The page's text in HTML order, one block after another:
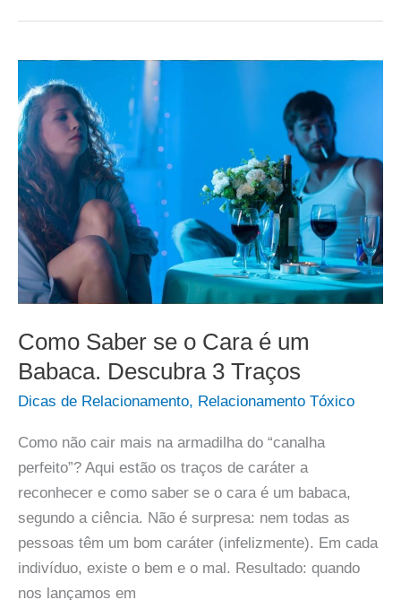
Como Saber se o Cara é um
Babaca. Descubra 3 Traços
Dicas de Relacionamento, Relacionamento Tóxico
Como não cair mais na armadilha do “canalha
perfeito”? Aqui estão os traços de caráter a
reconhecer e como saber se o cara é um babaca,
segundo a ciência. Não é surpresa: nem todas as
pessoas têm um bom caráter (infelizmente). Em cada
indivíduo, existe o bem e o mal. Resultado: quando
nos lançamos em